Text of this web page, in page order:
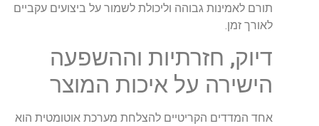
תורם לאמינות גבוהה וליכולת לשמור על ביצועים עקביים
לאורך זמן.
דיוק, חזרתיות וההשפעה
הישירה על איכות המוצר
אחד המדדים הקריטיים להצלחת מערכת אוטומטית הוא